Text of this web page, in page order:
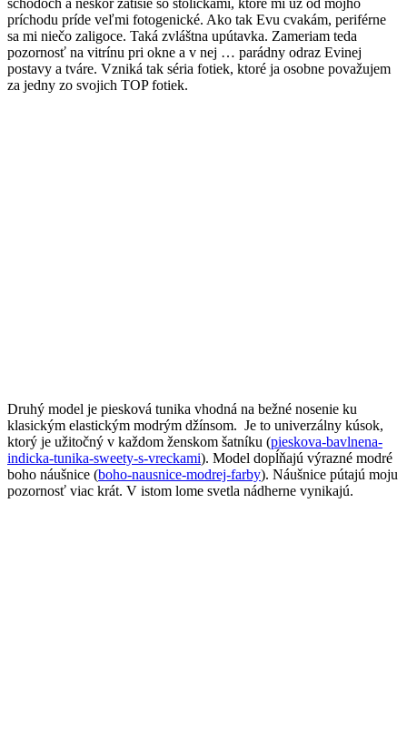
schodoch a neskôr zátišie so stoličkami, ktoré mi už od môjho
príchodu príde veľmi fotogenické. Ako tak Evu cvakám, periférne
sa mi niečo zaligoce. Taká zvláštna upútavka. Zameriam teda
pozornosť na vitrínu pri okne a v nej … parádny odraz Evinej
postavy a tváre. Vzniká tak séria fotiek, ktoré ja osobne považujem
za jedny zo svojich TOP fotiek.
Druhý model je piesková tunika vhodná na bežné nosenie ku
klasickým elastickým modrým džínsom. Je to univerzálny kúsok,
ktorý je užitočný v každom ženskom šatníku (pieskova-bavlnena-
indicka-tunika-sweety-s-vreckami). Model dopĺňajú výrazné modré
boho náušnice (boho-nausnice-modrej-farby). Náušnice pútajú moju
pozornosť viac krát. V istom lome svetla nádherne vynikajú.